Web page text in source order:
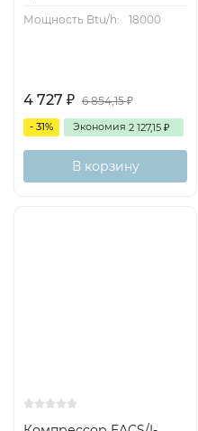
Мощность Btu/h:
18000
4 727 ₽ 6 854,15₽
- 31% Экономия 2 127,15 ₽
В корзину